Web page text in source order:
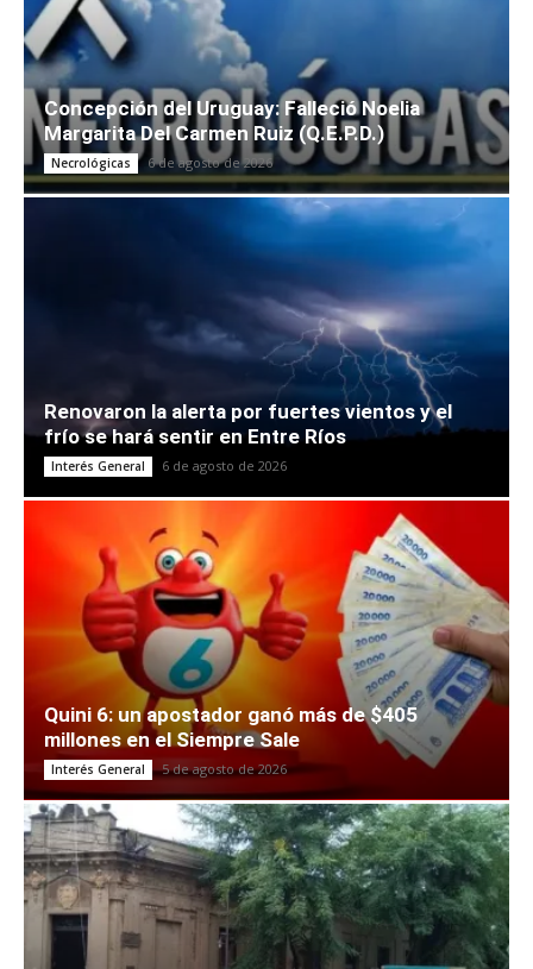
Concepción del Uruguay: Falleció Noelia
Margarita Del Carmen Ruiz (Q.E.P.D.)
Necrológicas 6 de agosto de 2026
Renovaron la alerta por fuertes vientos y el
frío se hará sentir en Entre Ríos
Interés General 6 de agosto de 2026
Quini 6: un apostador ganó más de $405
millones en el Siempre Sale
Interés General 5 de agosto de 2026